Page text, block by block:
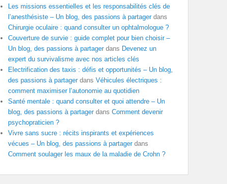
Les missions essentielles et les responsabilités clés de
l’anesthésiste – Un blog, des passions à partagerdans
Chirurgie oculaire : quand consulter un ophtalmologue ?
Couverture de survie : guide complet pour bien choisir –
Un blog, des passions à partagerdans Devenez un
expert du survivalisme avec nos articles clés
Electrification des taxis : défis et opportunités – Un blog,
des passions à partagerdans Véhicules électriques :
comment maximiser l’autonomie au quotidien
Santé mentale : quand consulter et quoi attendre – Un
blog, des passions à partagerdans Comment devenir
psychopraticien ?
Vivre sans sucre : récits inspirants et expériences
vécues – Un blog, des passions à partagerdans
Comment soulager les maux de la maladie de Crohn ?